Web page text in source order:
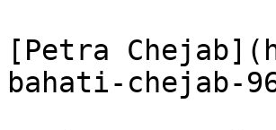
[Petra
bahati-chejab-